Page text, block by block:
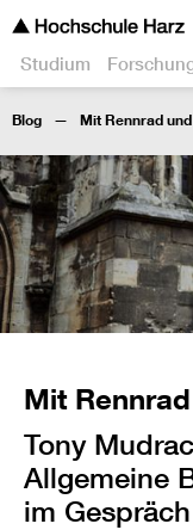
Studium
Blog Mit Rennrad
Mit
Tony
Allgemeine
im Gespräch